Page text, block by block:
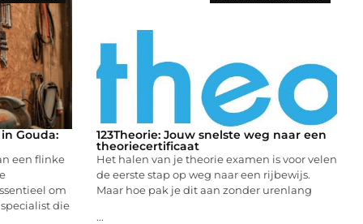
Gouda:
een flinke
om
die
123Theorie: Jouw snelste weg naar een
theoriecertificaat
Het halen van je theorie examen is voor velen
de eerste stap op weg naar een rijbewijs.
Maar hoe pak je dit aan zonder urenlang
...